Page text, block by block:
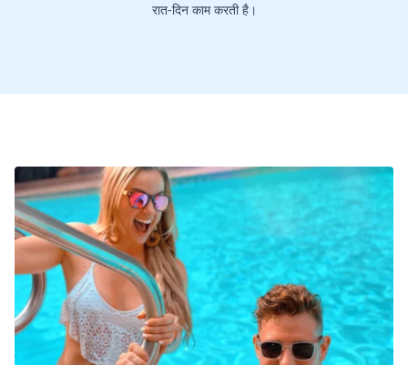
रात-दिन काम करती है।